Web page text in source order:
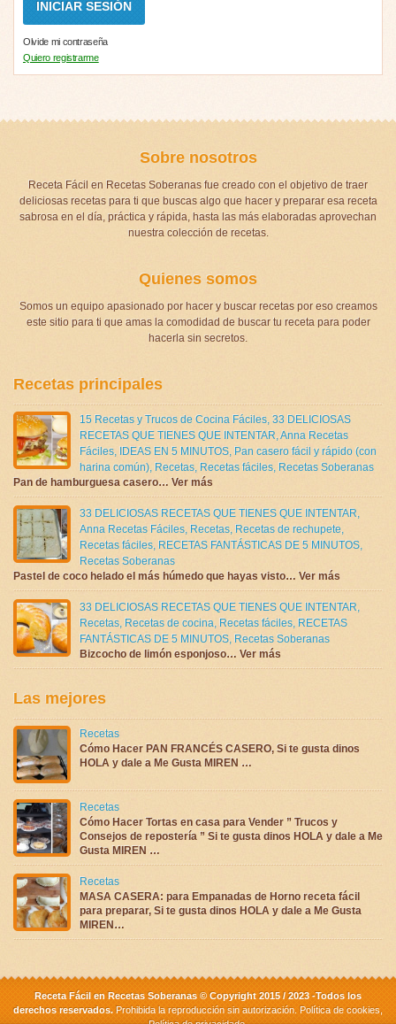
Olvide mi contraseña
Quiero registrarme
Sobre nosotros
Receta Fácil en Recetas Soberanas fue creado con el objetivo de traer
deliciosas recetas para ti que buscas algo que hacer y preparar esa receta
sabrosa en el día, práctica y rápida, hasta las más elaboradas aprovechan
nuestra colección de recetas.
Quienes somos
Somos un equipo apasionado por hacer y buscar recetas por eso creamos
este sitio para ti que amas la comodidad de buscar tu receta para poder
hacerla sin secretos.
Recetas principales
15 Recetas y Trucos de Cocina Fáciles, 33 DELICIOSAS
RECETAS QUE TIENES QUE INTENTAR,Anna Recetas
Fáciles, IDEAS EN 5 MINUTOS, Pan casero fácil y rápido (con
harina común), Recetas, Recetas fáciles, Recetas Soberanas
Pan de hamburguesa casero… Ver más
33 DELICIOSAS RECETAS QUE TIENES QUE INTENTAR,
Anna Recetas Fáciles, Recetas, Recetas de rechupete,
Recetas fáciles, RECETAS FANTÁSTICAS DE 5 MINUTOS,
Recetas Soberanas
Pastel de coco helado el más húmedo que hayas visto… Ver más
33 DELICIOSAS RECETAS QUE TIENES QUE INTENTAR,
Recetas, Recetas de cocina, Recetas fáciles, RECETAS
FANTÁSTICAS DE 5 MINUTOS, Recetas Soberanas
Bizcocho de limón esponjoso… Ver más
Las mejores
Recetas
Cómo Hacer PAN FRANCÉS CASERO, Si te gusta dinos
HOLA y dale a Me Gusta MIREN …
Recetas
Cómo Hacer Tortas en casa para Vender ” Trucos y
Consejos de repostería ” Si te gusta dinos HOLA y dale a Me
Gusta MIREN …
Recetas
MASA CASERA: para Empanadas de Horno receta fácil
para preparar, Si te gusta dinos HOLA y dale a Me Gusta
MIREN…
Receta Fácil en Recetas Soberanas © Copyright 2015 / 2023 -Todos los
derechos reservados. Prohibida la reproducción sin autorización. Política de cookies,